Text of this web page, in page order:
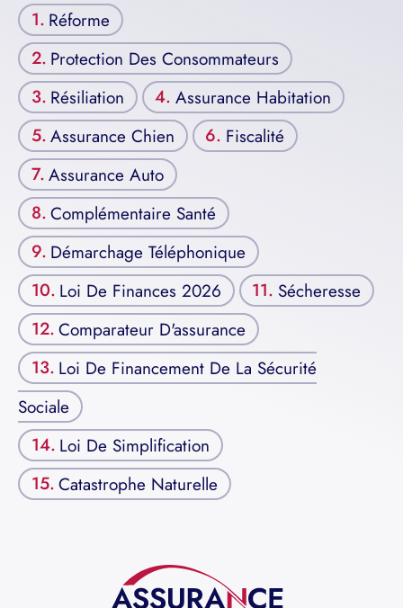
Réforme
Protection Des Consommateurs
Résiliation
Assurance Habitation
Assurance Chien
Fiscalité
Assurance Auto
Complémentaire Santé
Démarchage Téléphonique
Loi De Finances 2026
Sécheresse
Comparateur D'assurance
Loi De Financement De La Sécurité
Sociale
Loi De Simplification
Catastrophe Naturelle